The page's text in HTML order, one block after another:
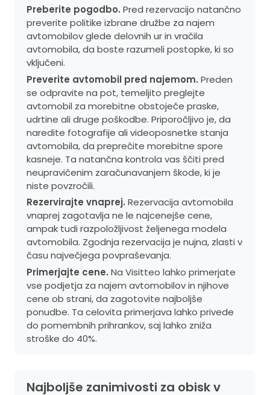
Preberite pogodbo. Pred rezervacijo natančno
preverite politike izbrane družbe za najem
avtomobilov glede delovnih ur in vračila
avtomobila, da boste razumeli postopke, ki so
vključeni.
Preverite avtomobil pred najemom. Preden
se odpravite na pot, temeljito preglejte
avtomobil za morebitne obstoječe praske,
udrtine ali druge poškodbe. Priporočljivo je, da
naredite fotografije ali videoposnetke stanja
avtomobila, da preprečite morebitne spore
kasneje. Ta natančna kontrola vas ščiti pred
neupravičenim zaračunavanjem škode, ki je
niste povzročili.
Rezervirajte vnaprej. Rezervacija avtomobila
vnaprej zagotavlja ne le najcenejše cene,
ampak tudi razpoložljivost željenega modela
avtomobila. Zgodnja rezervacija je nujna, zlasti v
času največjega povpraševanja.
Primerjajte cene. Na Visitteo lahko primerjate
vse podjetja za najem avtomobilov in njihove
cene ob strani, da zagotovite najboljše
ponudbe. Ta celovita primerjava lahko privede
do pomembnih prihrankov, saj lahko zniža
stroške do 40%.
Najboljše zanimivosti za obisk v